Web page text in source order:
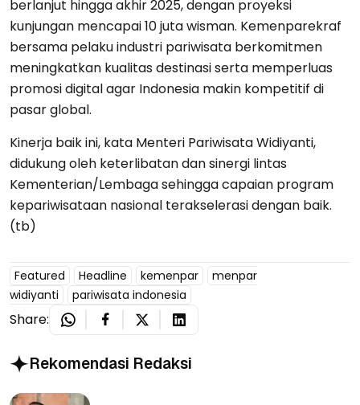
berlanjut hingga akhir 2025, dengan proyeksi
kunjungan mencapai 10 juta wisman. Kemenparekraf
bersama pelaku industri pariwisata berkomitmen
meningkatkan kualitas destinasi serta memperluas
promosi digital agar Indonesia makin kompetitif di
pasar global.
Kinerja baik ini, kata Menteri Pariwisata Widiyanti,
didukung oleh keterlibatan dan sinergi lintas
Kementerian/Lembaga sehingga capaian program
kepariwisataan nasional terakselerasi dengan baik.
(tb)
Featured Headline kemenpar
menpar
widiyanti
pariwisata indonesia
Share:
Rekomendasi Redaksi